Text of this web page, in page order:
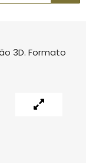
3D. Formato